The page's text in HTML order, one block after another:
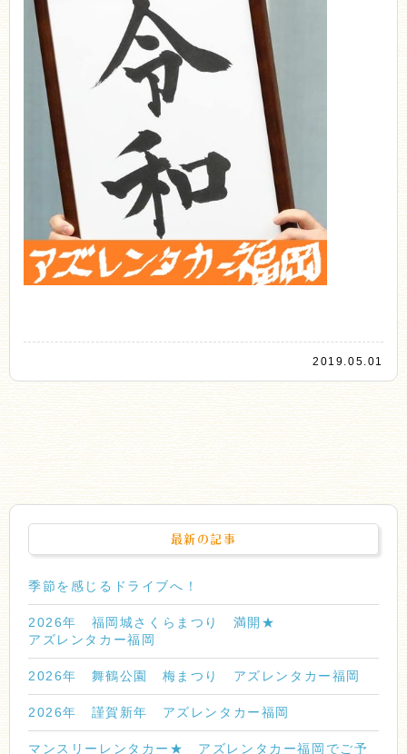
2019.05.01
最新の記事
季節を感じるドライブへ！
2026年 福岡城さくらまつり 満開★
アズレンタカー福岡
2026年 舞鶴公園 梅まつり アズレンタカー福岡
2026年 謹賀新年 アズレンタカー福岡
マンスリーレンタカー★ アズレンタカー福岡でご予